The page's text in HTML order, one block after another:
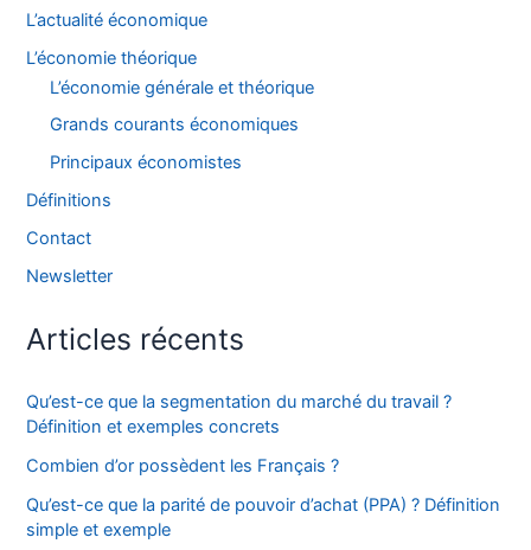
L’actualité économique
L’économie théorique
L’économie générale et théorique
Grands courants économiques
Principaux économistes
Définitions
Contact
Newsletter
Articles récents
Qu’est-ce que la segmentation du marché du travail ?
Définition et exemples concrets
Combien d’or possèdent les Français ?
Qu’est-ce que la parité de pouvoir d’achat (PPA) ? Définition
simple et exemple